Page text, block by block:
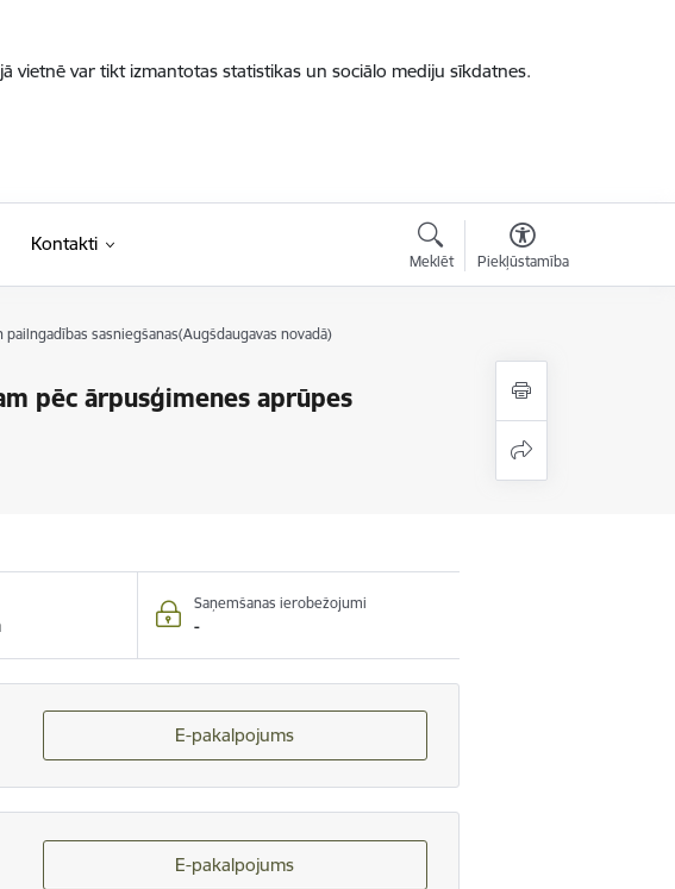
vietnē var tikt izmantotas statistikas un sociālo mediju sīkdatnes.
Kontakti
Meklēt Piekļūstamība
sasniegšanas(Augšdaugavas novadā)
pēc ārpusģimenes aprūpes
Saņemšanas ierobežojumi
-
E-pakalpojums
E-pakalpojums